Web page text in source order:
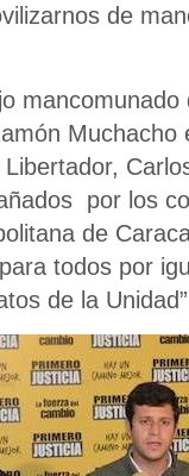
de
mancomunado
Muchacho
por los
de
todos por
de la